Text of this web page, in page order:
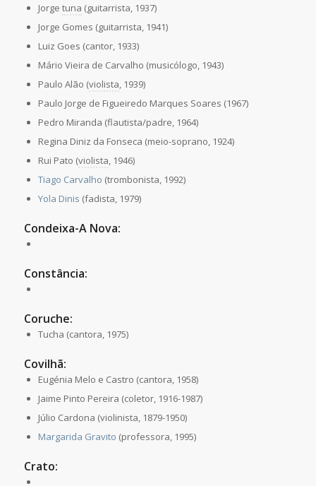
Jorge tuna (guitarrista, 1937)
Jorge Gomes (guitarrista, 1941)
Luiz Goes (cantor, 1933)
Mário Vieira de Carvalho (musicólogo, 1943)
Paulo Alão (violista, 1939)
Paulo Jorge de Figueiredo Marques Soares (1967)
Pedro Miranda (flautista/padre, 1964)
Regina Diniz da Fonseca (meio-soprano, 1924)
Rui Pato (violista, 1946)
Tiago Carvalho (trombonista, 1992)
Yola Dinis (fadista, 1979)
Condeixa-A Nova:
Constância:
Coruche:
Tucha (cantora, 1975)
Covilhã:
Eugénia Melo e Castro (cantora, 1958)
Jaime Pinto Pereira (coletor, 1916-1987)
Júlio Cardona (violinista, 1879-1950)
Margarida Gravito (professora, 1995)
Crato: